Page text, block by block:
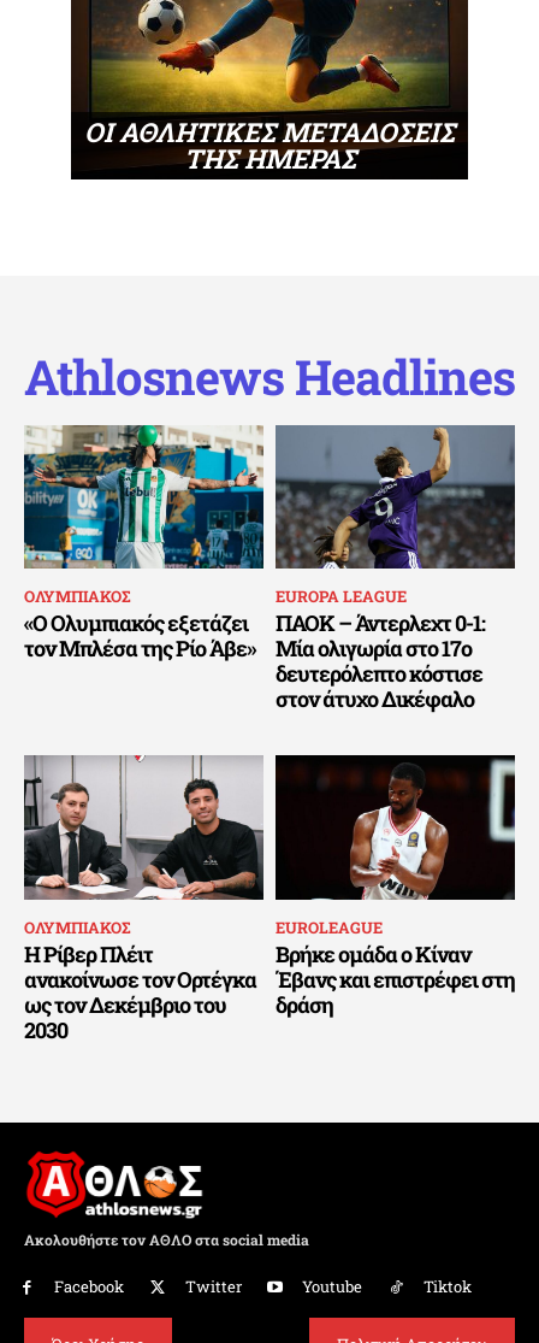
ΟΙ ΑΘΛΗΤΙΚΕΣ ΜΕΤΑΔΟΣΕΙΣ
ΤΗΣ ΗΜΕΡΑΣ
Athlosnews Headlines
ΟΛΥΜΠΙΑΚΟΣ
«Ο Ολυμπιακός εξετάζει
τον Μπλέσα της Ρίο Άβε»
EUROPA LEAGUE
ΠΑΟΚ – Άντερλεχτ 0-1:
Μία ολιγωρία στο 17ο
δευτερόλεπτο κόστισε
στον άτυχο Δικέφαλο
ΟΛΥΜΠΙΑΚΟΣ
Η Ρίβερ Πλέιτ
ανακοίνωσε τον Ορτέγκα
ως τον Δεκέμβριο του
2030
EUROLEAGUE
Βρήκε ομάδα ο Κίναν
Έβανς και επιστρέφει στη
δράση
Ακολουθήστε τον ΑΘΛΟ στα social media
Facebook Twitter Youtube Tiktok